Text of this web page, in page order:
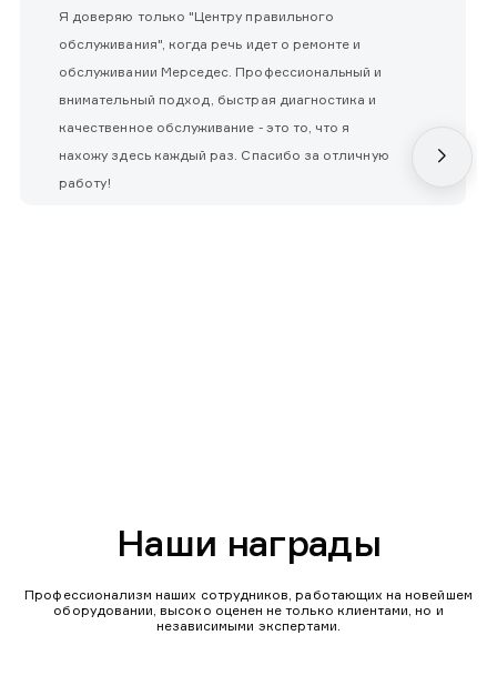
Я доверяю только "Центру правильного
обслуживания", когда речь идет о ремонте и
обслуживании Мерседес. Профессиональный и
внимательный подход, быстрая диагностика и
качественное обслуживание - это то, что я
нахожу здесь каждый раз. Спасибо за отличную
работу!
Наши награды
Профессионализм наших сотрудников, работающих на новейшем
оборудовании, высоко оценен не только клиентами, но и
независимыми экспертами.